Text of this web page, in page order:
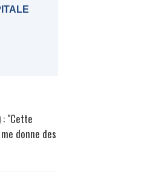
: "Cette
donne des